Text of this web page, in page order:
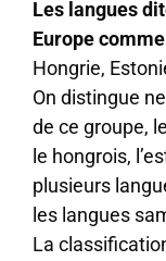
Les langues
Europe
Hongrie,
On distingue
de ce groupe,
le hongrois,
plusieurs
les langues
La